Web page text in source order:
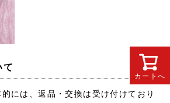
カートへ
て
には、返品・交換は受け付けており